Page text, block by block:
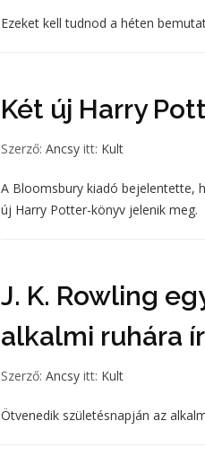
Ezeket kell tudnod a héten
Két új Harry
Szerző: Ancsy itt: Kult
A Bloomsbury kiadó bejelentette,
új Harry Potter-könyv jelenik meg.
J. K. Rowling
alkalmi ruhára
Szerző: Ancsy itt: Kult
Ötvenedik születésnapján az